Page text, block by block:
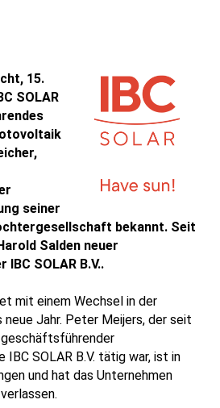
15.
SOLAR
seiner
bekannt. Seit
Salden neuer
SOLAR B.V..
mit einem Wechsel in der
Jahr. Peter Meijers, der seit
SOLAR B.V. tätig war, ist in
und hat das Unternehmen